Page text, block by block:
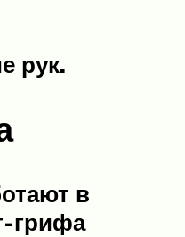
рук.
в
грифа